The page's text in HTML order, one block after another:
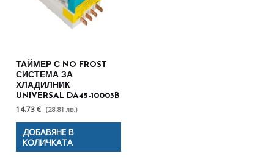
ТАЙМЕР С NO FROST
СИСТЕМА ЗА
ХЛАДИЛНИК
UNIVERSAL DA45-10003B
14.73 € (28.81 лв.)
ДОБАВЯНЕ В
КОЛИЧКАТА